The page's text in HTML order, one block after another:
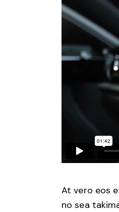
At vero eos
no sea